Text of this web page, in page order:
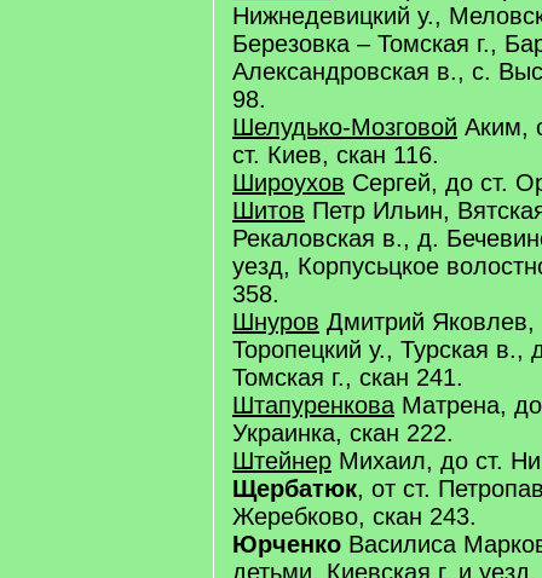
Нижнедевицкий у.,
Березовка – Томская г.,
Александровская в., с.
98.
Шелудько-Мозговой Аким,
ст. Киев, скан 116.
Широухов Сергей, до ст.
Шитов Петр Ильин,
Рекаловская в., д.
уезд, Корпусьцкое
358.
Шнуров Дмитрий Яковлев,
Торопецкий у., Турская в.,
Томская г., скан 241.
Штапуренкова Матрена,
Украинка, скан 222.
Штейнер Михаил, до ст.
Щербатюк, от ст.
Жеребково, скан 243.
Юрченко Василиса
детьми, Киевская г. и